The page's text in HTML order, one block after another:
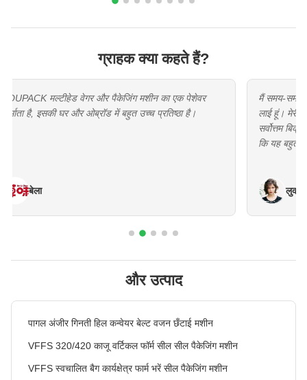
ग्राहक क्या कहते हैं?
मैं समय-समय पर TOUPACK से कई वजन और पैकेजिंग मशीनें
लाई हूं। मेरी राय में, TOUAPCK हमेशा अपनी गुणवत्ता और
लेता
करता
और उत्पाद
पागल अंजीर गिनती हिल कन्वेयर बेल्ट वजन छँटाई मशीन
VFFS 320/420 काजू वर्टिकल फॉर्म सील सील पैकेजिंग मशीन
VFFS स्वचालित बैग कार्यक्षेत्र फार्म भरें सील पैकेजिंग मशीन